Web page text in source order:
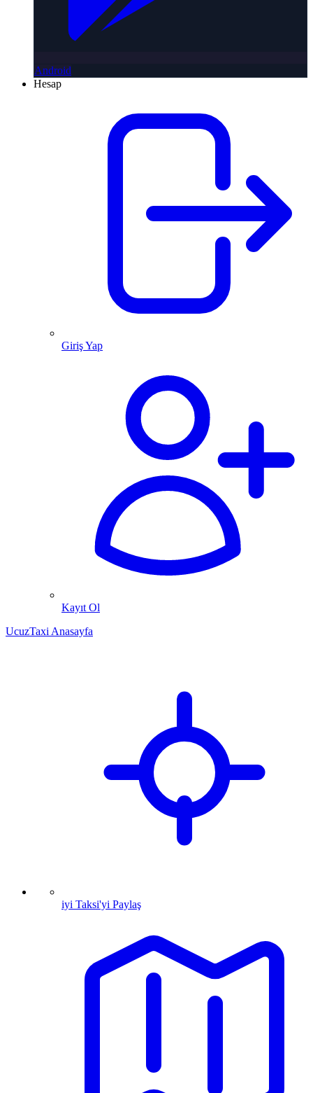
Android
Hesap
Giriş Yap
Kayıt Ol
UcuzTaxi Anasayfa
iyi Taksi'yi Paylaş